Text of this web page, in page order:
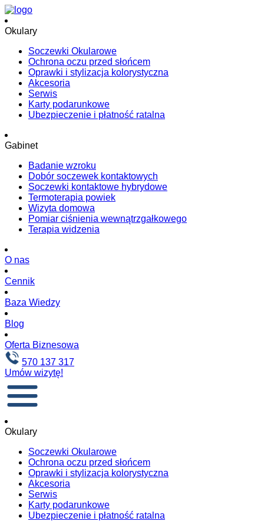
Okulary
Soczewki Okularowe
Ochrona oczu przed słońcem
Oprawki i stylizacja kolorystyczna
Akcesoria
Serwis
Karty podarunkowe
Ubezpieczenie i płatność ratalna
Gabinet
Badanie wzroku
Dobór soczewek kontaktowych
Soczewki kontaktowe hybrydowe
Termoterapia powiek
Wizyta domowa
Pomiar ciśnienia wewnątrzgałkowego
Terapia widzenia
O nas
Cennik
Baza Wiedzy
Blog
Oferta Biznesowa
570 137 317
Umów wizytę!
Okulary
Soczewki Okularowe
Ochrona oczu przed słońcem
Oprawki i stylizacja kolorystyczna
Akcesoria
Serwis
Karty podarunkowe
Ubezpieczenie i płatność ratalna